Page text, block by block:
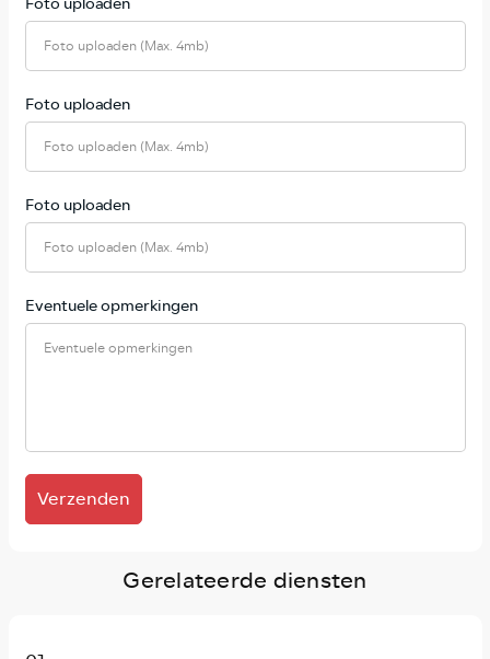
Foto uploaden (Max. 4mb)
Foto uploaden
Foto uploaden (Max. 4mb)
Foto uploaden
Foto uploaden (Max. 4mb)
Eventuele opmerkingen
Verzenden
Gerelateerde diensten